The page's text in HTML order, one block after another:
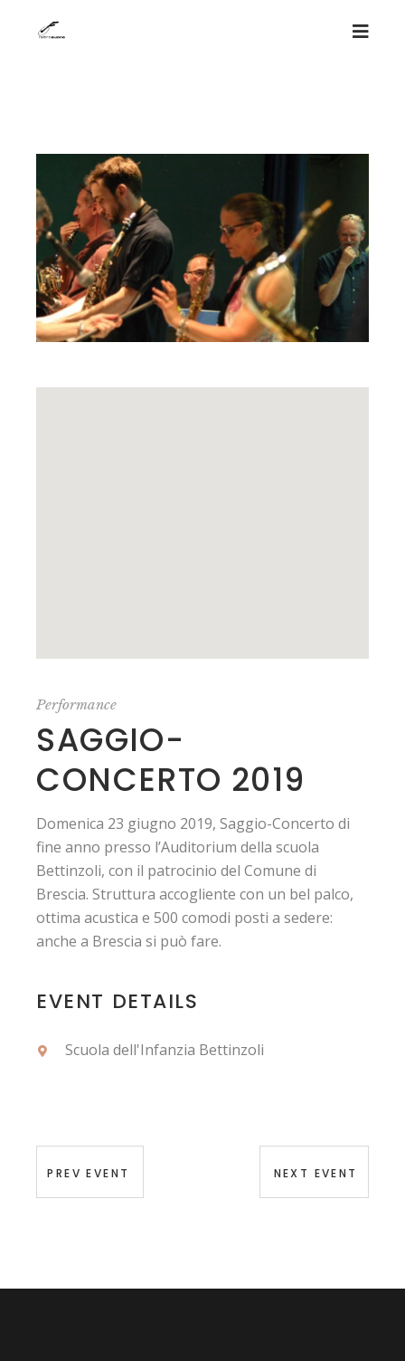
Performance
SAGGIO-
CONCERTO 2019
Domenica 23 giugno 2019, Saggio-Concerto di
fine anno presso l’Auditorium della scuola
Bettinzoli, con il patrocinio del Comune di
Brescia. Struttura accogliente con un bel palco,
ottima acustica e 500 comodi posti a sedere:
anche a Brescia si può fare.
EVENT DETAILS
Scuola dell'Infanzia Bettinzoli
PREV EVENT NEXT EVENT